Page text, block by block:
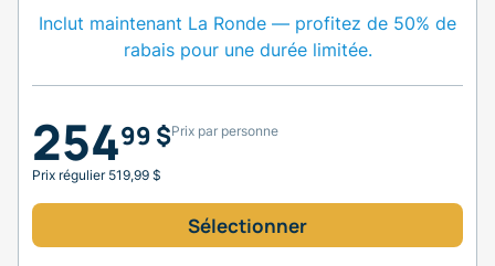
Inclut maintenant La Ronde — profitez de 50% de
rabais pour une durée limitée.
Prix par personne
25499 $
Prix régulier 519,99 $
Sélectionner